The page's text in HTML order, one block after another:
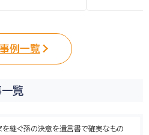
例一覧
覧
を継ぐ孫の決意を遺言書で確実なもの